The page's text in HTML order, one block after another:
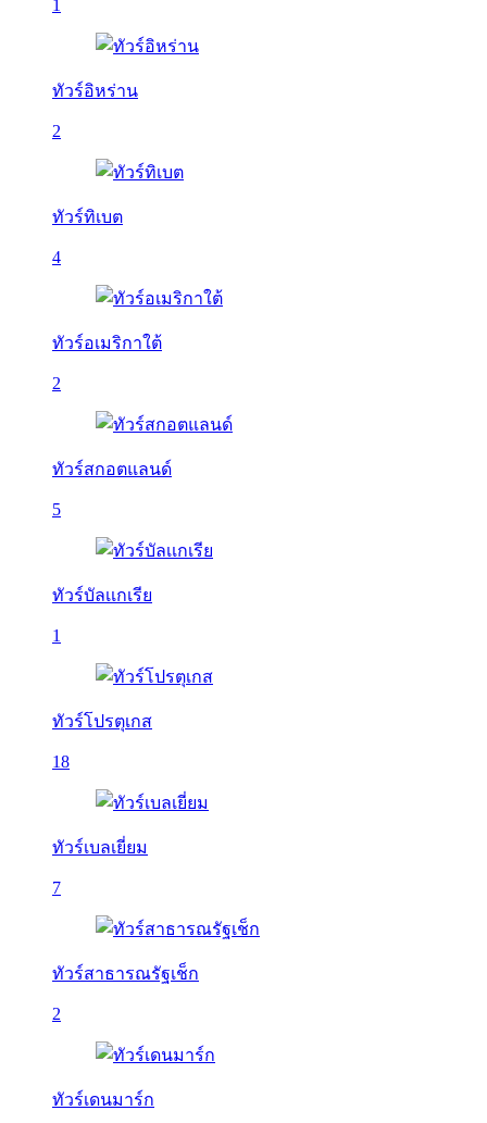
1
ทัวร์อิหร่าน
2
ทัวร์ทิเบต
4
ทัวร์อเมริกาใต้
2
ทัวร์สกอตแลนด์
5
ทัวร์บัลเเกเรีย
1
ทัวร์โปรตุเกส
18
ทัวร์เบลเยี่ยม
7
ทัวร์สาธารณรัฐเช็ก
2
ทัวร์เดนมาร์ก